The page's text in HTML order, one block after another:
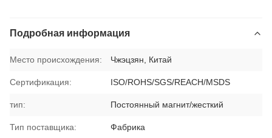
Подробная информация
Место происхождения: Чжэцзян, Китай
Сертификация: ISO/ROHS/SGS/REACH/MSDS
тип: Постоянный магнит/жесткий
Тип поставщика: Фабрика